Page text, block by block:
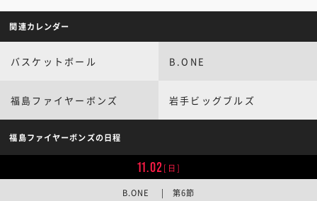
関連カレンダー
バスケットボール B.ONE
福島ファイヤーボンズ 岩手ビッグブルズ
福島ファイヤーボンズの日程
11.02[日]
B.ONE | 第6節